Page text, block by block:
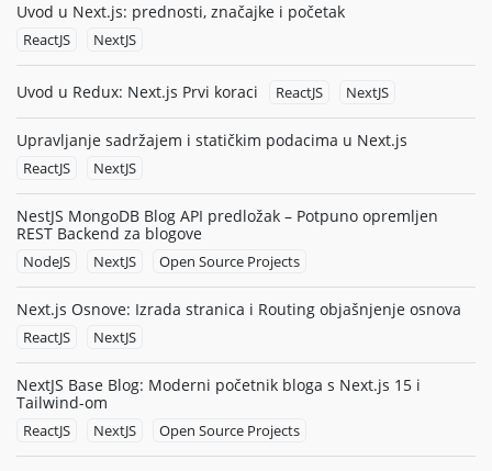
Uvod u Next.js: prednosti, značajke i početak
ReactJS NextJS
Uvod u Redux: Next.js Prvi koraci ReactJS NextJS
Upravljanje sadržajem i statičkim podacima u Next.js
ReactJS NextJS
NestJS MongoDB Blog API predložak – Potpuno opremljen
REST Backend za blogove
NodeJS NextJS Open Source Projects
Next.js Osnove: Izrada stranica i Routing objašnjenje osnova
ReactJS NextJS
NextJS Base Blog: Moderni početnik bloga s Next.js 15 i
Tailwind-om
ReactJS NextJS Open Source Projects